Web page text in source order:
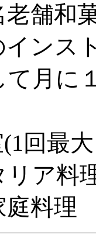
菓子
インス
１～
回最
理、
庭料理